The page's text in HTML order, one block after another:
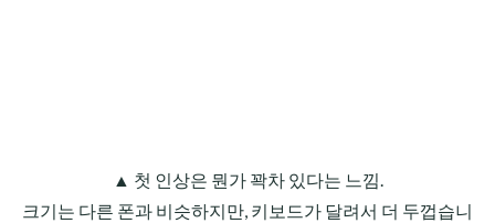
▲ 첫 인상은 뭔가 꽉차 있다는 느낌.
크기는 다른 폰과 비슷하지만, 키보드가 달려서 더 두껍습니